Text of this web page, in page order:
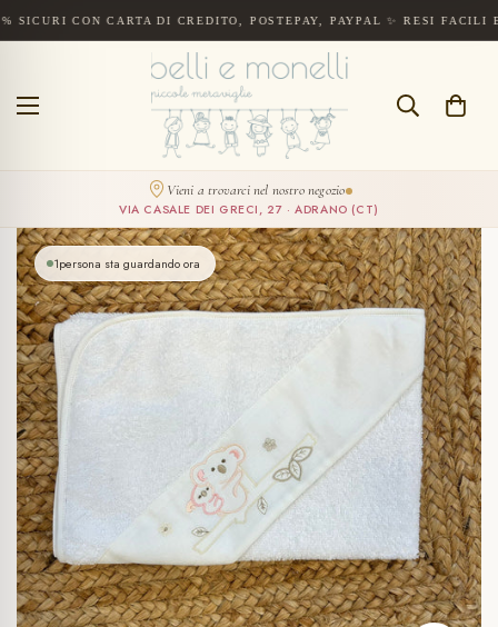
CON CARTA DI CREDITO, POSTEPAY, PAYPAL ✨ RESI FACILI E
Spedizione gratuita a partire da 300€. Pagamenti sicuri con carta di
CERCA
Vieni a trovarci nel nostro negozio
VIA CASALE DEI GRECI, 27 · ADRANO (CT)
1persona sta guardando ora